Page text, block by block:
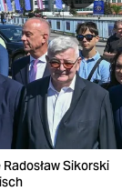
Sikorski